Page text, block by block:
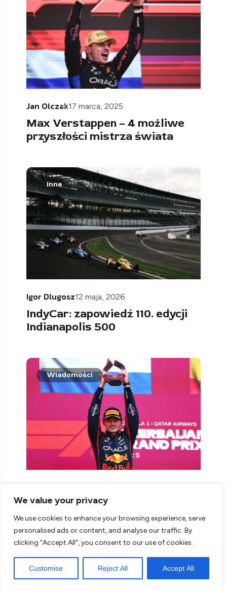
We value your privacy
We use cookies to enhance your browsing experience, serve
personalised ads or content, and analyse our traffic. By
clicking "Accept All", you consent to our use of cookies.
Customise Reject All Accept All
Jan Olczak17 marca, 2025
Max Verstappen – 4 możliwe
przyszłości mistrza świata
Inne
Igor Dlugosz12 maja, 2026
IndyCar: zapowiedź 110. edycji
Indianapolis 500
Wiadomości
Holenderskie Mission
Impossible – kto zgarnie
mistrzostwo świata?
F1